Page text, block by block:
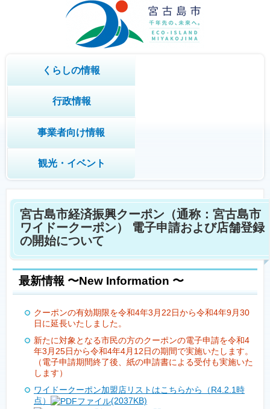
くらしの情報
行政情報
事業者向け情報
観光・イベント
宮古島市経済振興クーポン（通称：宮古島市
ワイドークーポン） 電子申請および店舗登録
の開始について
最新情報 〜New Information 〜
クーポンの有効期限を令和4年3月22日から令和4年9月30
日に延長いたしました。
新たに対象となる市民の方のクーポンの電子申請を令和4
年3月25日から令和4年4月12日の期間で実施いたします。
（電子申請期間終了後、紙の申請書による受付も実施いた
します）
ワイドークーポン加盟店リストはこちらから（R4.2.1時
点）
(2037KB)